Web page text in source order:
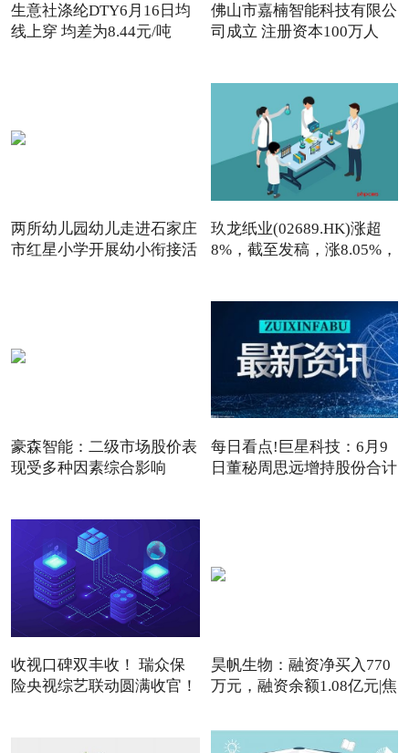
生意社涤纶DTY6月16日均
线上穿 均差为8.44元/吨
佛山市嘉楠智能科技有限公
司成立 注册资本100万人
两所幼儿园幼儿走进石家庄
市红星小学开展幼小衔接活
玖龙纸业(02689.HK)涨超
8%，截至发稿，涨8.05%，
豪森智能：二级市场股价表
现受多种因素综合影响
每日看点!巨星科技：6月9
日董秘周思远增持股份合计
收视口碑双丰收！ 瑞众保
险央视综艺联动圆满收官！
昊帆生物：融资净买入770
万元，融资余额1.08亿元|焦